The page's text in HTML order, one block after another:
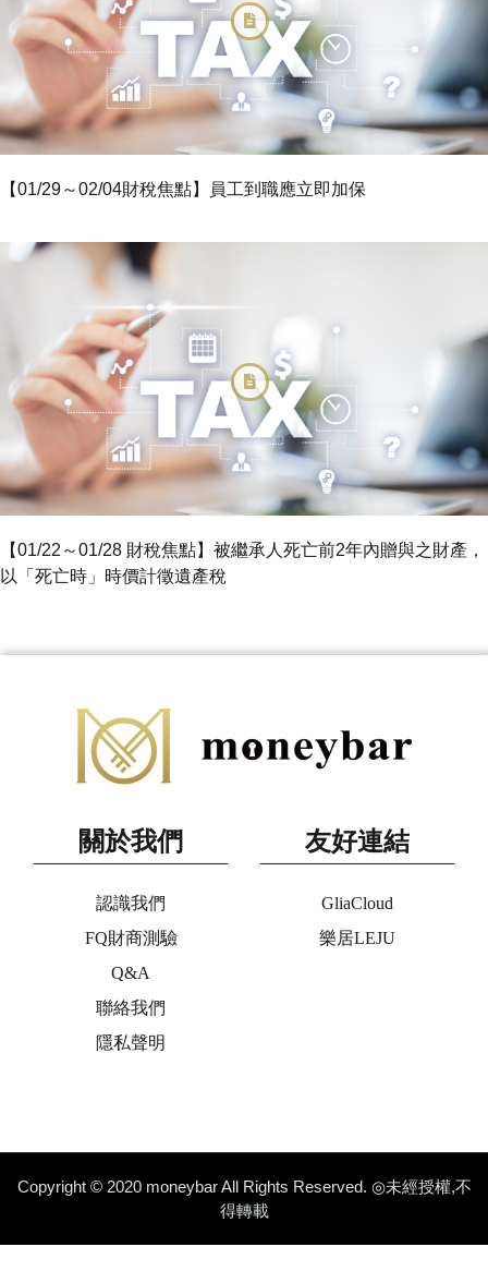
【01/29～02/04財稅焦點】員工到職應立即加保
【01/22～01/28 財稅焦點】被繼承人死亡前2年內贈與之財產，
以「死亡時」時價計徵遺產稅
關於我們
認識我們
FQ財商測驗
Q&A
聯絡我們
隱私聲明
友好連結
GliaCloud
樂居LEJU
Copyright © 2020 moneybar All Rights Reserved. ◎未經授權,不
得轉載